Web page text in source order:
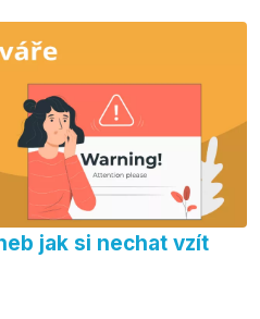
jak si nechat vzít